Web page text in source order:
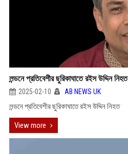
লন্ডনে প্রতিবেশীর ছুরিকাঘাতে রইস উদ্দিন নিহত
2025-02-10 AB NEWS UK
লন্ডনে প্রতিবেশীর ছুরিকাঘাতে রইস উদ্দিন নিহত
View more